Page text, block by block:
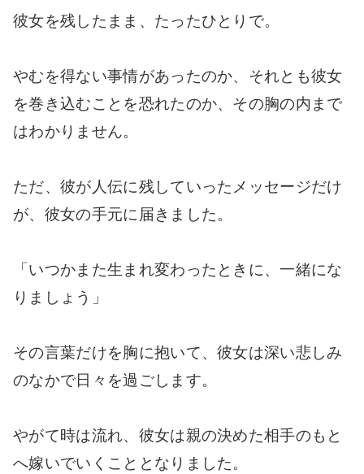
彼女を残したまま、たったひとりで。
やむを得ない事情があったのか、それとも彼女
を巻き込むことを恐れたのか、その胸の内まで
はわかりません。
ただ、彼が人伝に残していったメッセージだけ
が、彼女の手元に届きました。
「いつかまた生まれ変わったときに、一緒にな
りましょう」
その言葉だけを胸に抱いて、彼女は深い悲しみ
のなかで日々を過ごします。
やがて時は流れ、彼女は親の決めた相手のもと
へ嫁いでいくこととなりました。